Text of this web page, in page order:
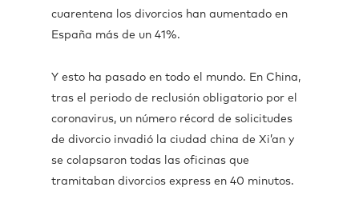
cuarentena los divorcios han aumentado en
España más de un 41%.
Y esto ha pasado en todo el mundo. En China,
tras el periodo de reclusión obligatorio por el
coronavirus, un número récord de solicitudes
de divorcio invadió la ciudad china de Xi’an y
se colapsaron todas las oficinas que
tramitaban divorcios express en 40 minutos.